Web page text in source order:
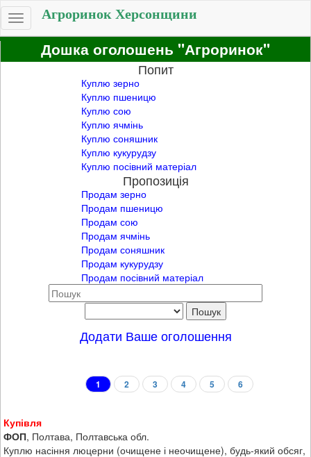
Toggle
navigation
Агроринок Херсонщини
Дошка оголошень "Агроринок"
Попит
Куплю зерно
Куплю пшеницю
Куплю сою
Куплю ячмінь
Куплю соняшник
Куплю кукурудзу
Куплю посівний матеріал
Пропозиція
Продам зерно
Продам пшеницю
Продам сою
Продам ячмінь
Продам соняшник
Продам кукурудзу
Продам посівний матеріал
Додати Ваше оголошення
1 2 3 4 5 6
Купівля
ФОП, Полтава, Полтавська обл.
Куплю насіння люцерни (очищене і неочищене), будь-який обсяг,